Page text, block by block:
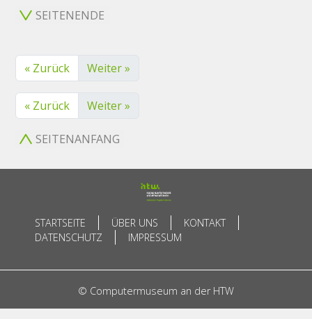
SEITENENDE
« Zurück Weiter »
« Zurück Weiter »
SEITENANFANG
STARTSEITE ÜBER UNS
KONTAKT
DATENSCHUTZ
IMPRESSUM
© Computermuseum an der HTW